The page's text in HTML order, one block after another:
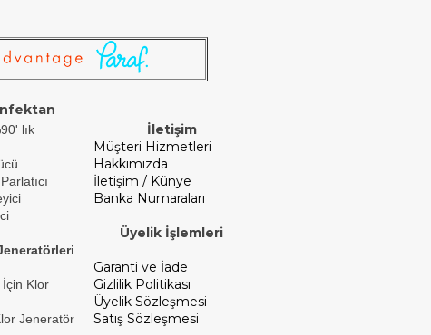
lık
İçin Klor
Jeneratör
İletişim
Müşteri Hizmetleri
Hakkımızda
İletişim / Künye
Banka Numaraları
Üyelik İşlemleri
Garanti ve İade
Gizlilik Politikası
Üyelik Sözleşmesi
Satış Sözleşmesi